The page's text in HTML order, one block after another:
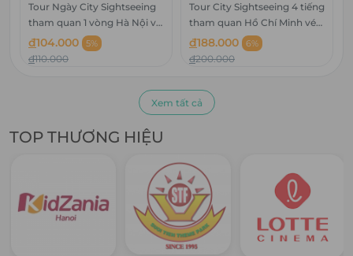
Tour Ngày City Sightseeing
tham quan 1 vòng Hà Nội vé
trẻ em bao gồm Lễ Tết
đ104.000 5%
đ110.000
Tour City Sightseeing 4 tiếng
tham quan Hồ Chí Minh vé
người lớn bao gồm Lễ Tết
đ188.000 6%
đ200.000
Xem tất cả
TOP THƯƠNG HIỆU